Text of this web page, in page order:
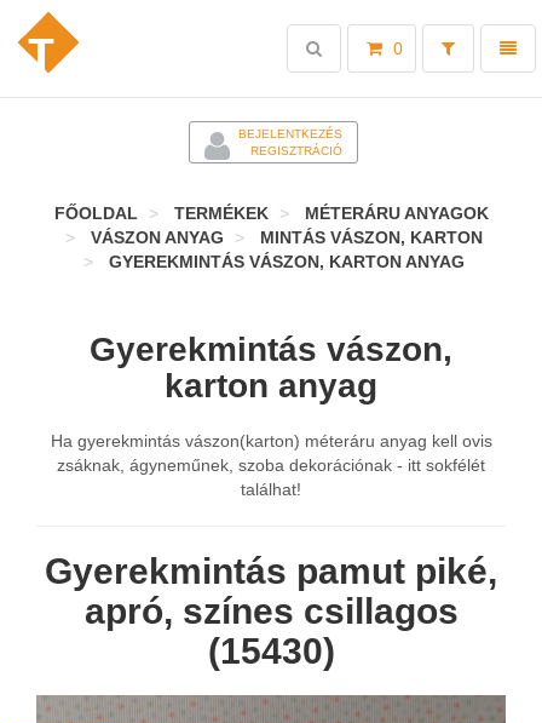
Toggle
0
Toggle
search
BEJELENTKEZÉS
REGISZTRÁCIÓ
FŐOLDAL TERMÉKEK
MÉTERÁRU ANYAGOK
VÁSZON ANYAG
MINTÁS VÁSZON, KARTON
GYEREKMINTÁS VÁSZON, KARTON ANYAG
Gyerekmintás vászon,
karton anyag
Ha gyerekmintás vászon(karton) méteráru anyag kell ovis
zsáknak, ágyneműnek, szoba dekorációnak - itt sokfélét
találhat!
Gyerekmintás pamut piké,
apró, színes csillagos
(15430)